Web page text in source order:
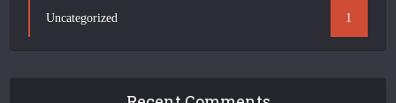
Uncategorized 1